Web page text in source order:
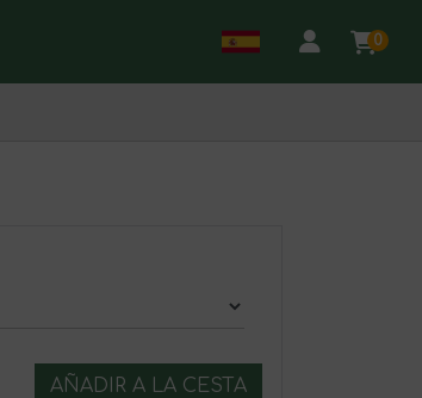
0
AÑADIR A LA CESTA